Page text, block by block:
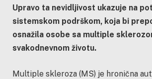
Upravo ta nevidljivost ukazuje na
sistemskom podrškom, koja bi
osnažila osobe sa multiple
svakodnevnom životu.
Multiple skleroza (MS) je hronična